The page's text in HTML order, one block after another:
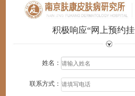
积极响应“网上预约
姓名：
联系方式：